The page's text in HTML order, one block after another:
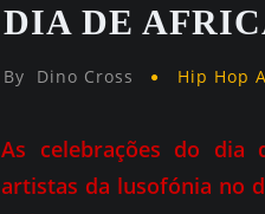
DIA DE
By Dino Cross Hip Hop
As celebrações do dia
artistas da lusofónia no